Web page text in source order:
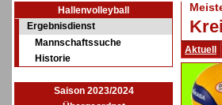
Hallenvolleyball
Ergebnisdienst
Mannschaftssuche
Historie
Saison 2023/2024
Aktuell